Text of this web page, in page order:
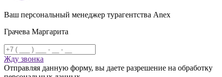
Ваш персональный менеджер турагентства Anex
Грачева Маргарита
Жду звонка
Отправляя данную форму, вы даете разрешение на обработку